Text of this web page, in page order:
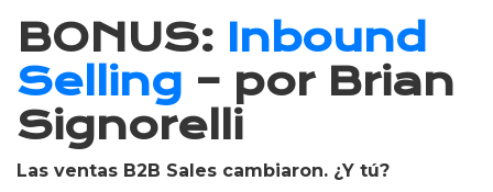
BONUS: Inbound
Selling – por Brian
Signorelli
Las ventas B2B Sales cambiaron. ¿Y tú?